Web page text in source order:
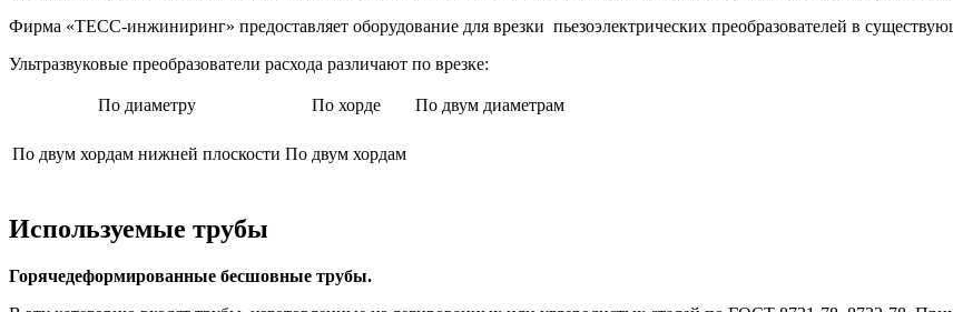
Фирма «ТЕСС-инжиниринг» предоставляет оборудование для врезки пьезоэлектрических преобразователей в
Ультразвуковые преобразователи расхода различают по врезке:
По диаметру По хорде По двум диаметрам
По двум хордам нижней плоскости По двум хордам
Используемые трубы
Горячедеформированные бесшовные трубы.